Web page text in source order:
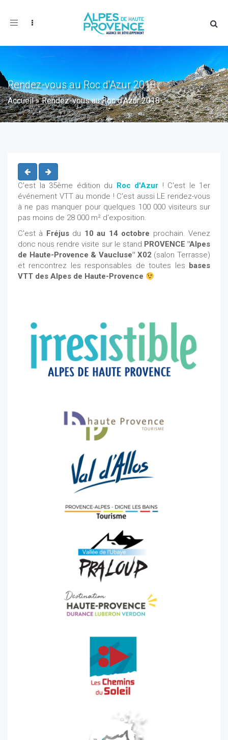
Toggle
Rendez-vous au Roc d'Azur 2018
Accueil»Rendez-vous au Roc d'Azur 2018
C'est la 35ème édition du Roc d'Azur ! C'est le 1er
événement VTT au monde ! C'est aussi LE rendez-vous
à ne pas manquer pour quelques 100 000 visiteurs sur
pas moins de 28 000 m² d'exposition.
C'est à Fréjusdu 10 au 14 octobre prochain. Venez
donc nous rendre visite sur le stand PROVENCE "Alpes
de Haute-Provence & Vaucluse" X02 (salon Terrasse)
et rencontrez les responsables de toutes les bases
VTT des Alpes de Haute-Provence